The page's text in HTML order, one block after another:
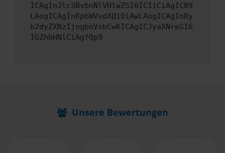
ICAgInJlc3BvbnNlVHlwZSI6ICIiCiAgICB9
LAogICAgInRpbWVvdXQiOiAwLAogICAgInBy
b2dyZXNzIjogbnVsbCwKICAgICJyaXNreSI6
IGZhbHNlCiAgfQp9
Unsere Bewertungen